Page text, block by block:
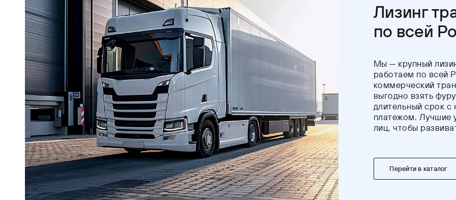
Лизинг
по всей
Мы — крупный
работаем по всей
коммерческий
выгодно взять
длительный срок
платежом. Лучшие
лиц, чтобы
Перейти в каталог